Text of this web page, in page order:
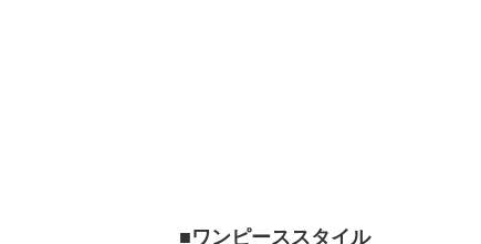
■ワンピーススタイル